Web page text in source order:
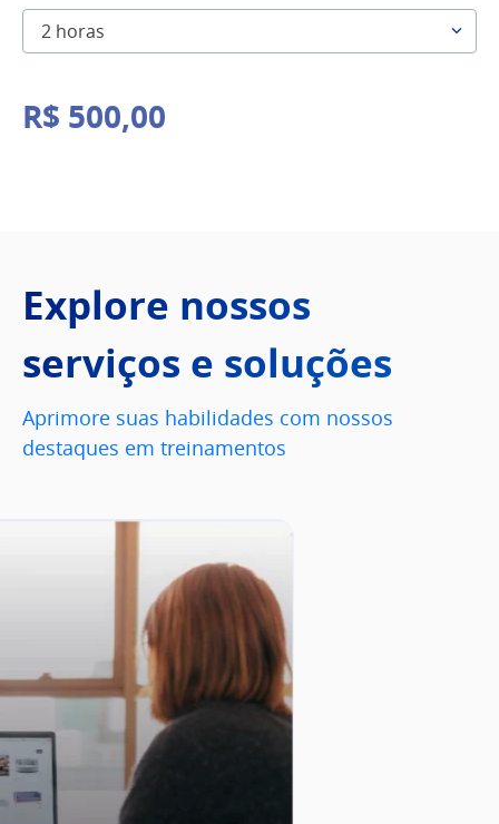
2 horas
R$ 500,00
Explore nossos
serviços e soluções
Aprimore suas habilidades com nossos
destaques em treinamentos